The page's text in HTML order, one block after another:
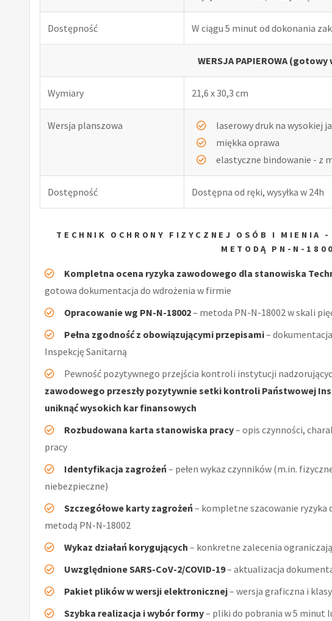
Dostępność W ciągu 5 minut od dokonania
WERSJA PAPIEROWA
Wymiary 21,6 x 30,3 cm
Wersja planszowa laserowy druk na wysokiej
miękka oprawa
elastyczne bindowanie - z
Dostępność Dostępna od ręki, wysyłka w 24h
TECHNIK OCHRONY FIZYCZNEJ OSÓB I MIENIA -
METODĄ PN-N-
Kompletna ocena ryzyka zawodowego dla stanowiska
gotowa dokumentacja do wdrożenia w firmie
Opracowanie wg PN-N-18002– metoda PN-N-18002 w skali
Pełna zgodność z obowiązującymi przepisami–
Inspekcję Sanitarną
Pewność pozytywnego przejścia kontroli instytucji
zawodowego przeszły pozytywnie setki kontroli Państwowej
uniknąć wysokich kar finansowych
Rozbudowana karta stanowiska pracy– opis czynności,
pracy
Identyfikacja zagrożeń– pełen wykaz czynników (m.in.
niebezpieczne)
Szczegółowe karty zagrożeń– kompletne szacowanie ryzyka
metodą PN-N-18002
Wykaz działań korygujących – konkretne zalecenia
Uwzględnione SARS-CoV-2/COVID-19– aktualizacja
Pakiet plików w wersji elektronicznej– wersja graficzna i
Szybka realizacja i wybór formy– pliki do pobrania w 5 minut